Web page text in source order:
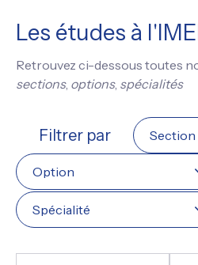
Les études à
Retrouvez ci-dessous toutes
sections, options, spécialités
Filtrer par